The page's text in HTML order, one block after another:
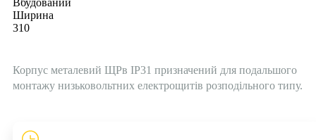
Вбудований
Ширина
310
Корпус металевий ЩPв IP31 призначений для подальшого
монтажу низьковольтних електрощитів розподільного типу.